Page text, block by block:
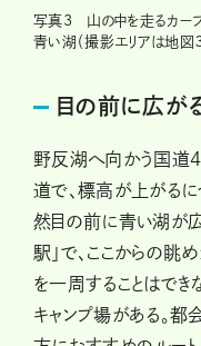
写真3 山の中を走るカー
青い湖（撮影エリアは地図
目の前に広が
野反湖へ向かう国道
道で、標高が上がるに
然目の前に青い湖が広
駅」で、ここからの眺
を一周することはでき
キャンプ場がある。